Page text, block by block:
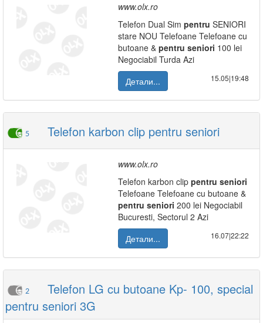
www.olx.ro
Telefon Dual Sim pentru SENIORI
stare NOU Telefoane Telefoane cu
butoane & pentru seniori 100 lei
Negociabil Turda Azi
Детали...
15.05|19:48
5 Telefon karbon clip pentru seniori
www.olx.ro
Telefon karbon clip pentru seniori
Telefoane Telefoane cu butoane &
pentru seniori 200 lei Negociabil
Bucuresti, Sectorul 2 Azi
Детали...
16.07|22:22
2
Telefon LG cu butoane Kp- 100, special
pentru seniori 3G